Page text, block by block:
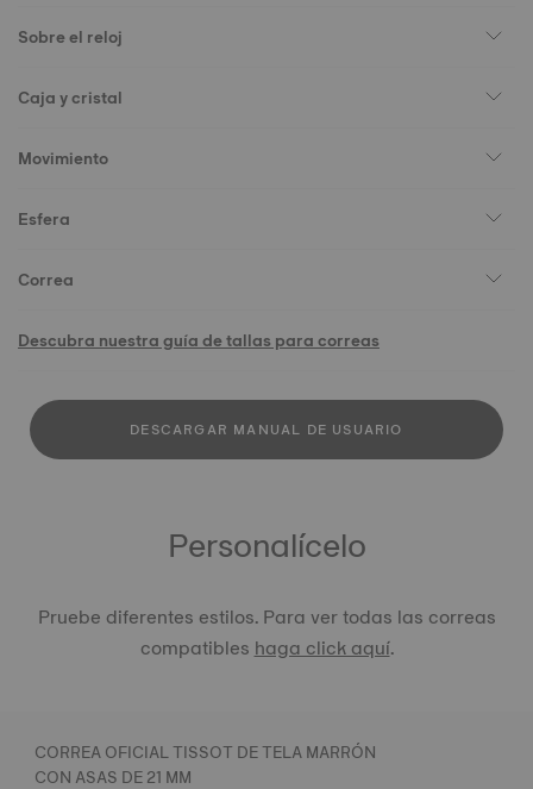
Sobre el reloj
Caja y cristal
Movimiento
Esfera
Correa
Descubra nuestra guía de tallas para correas
DESCARGAR MANUAL DE USUARIO
Personalícelo
Pruebe diferentes estilos. Para ver todas las correas
compatibleshaga click aquí.
CORREA OFICIAL TISSOT DE TELA MARRÓN
CON ASAS DE 21 MM